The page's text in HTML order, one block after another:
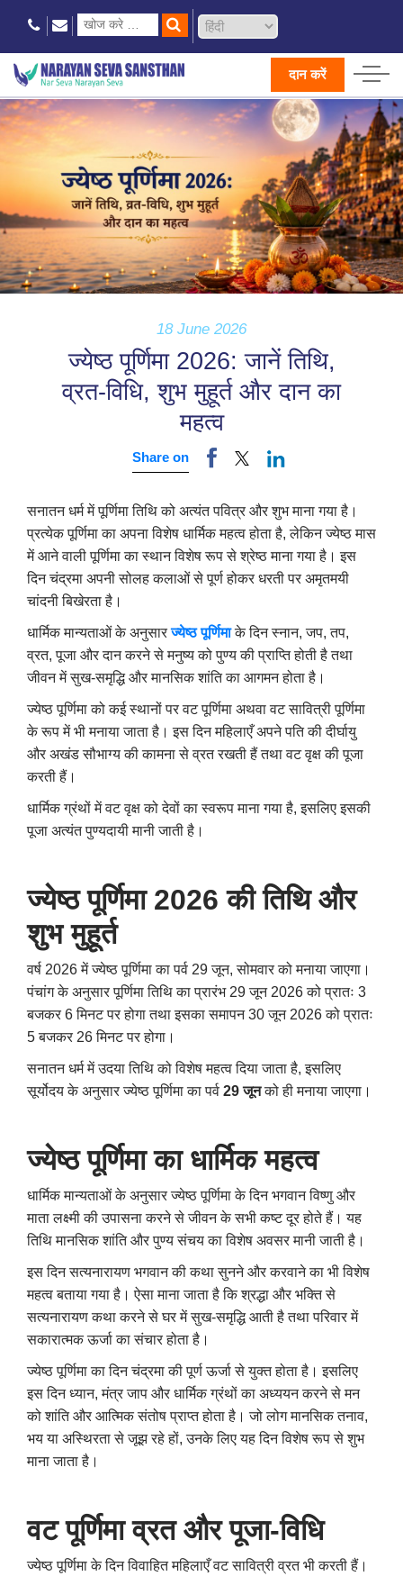
दान करें
18 June 2026
ज्येष्ठ पूर्णिमा 2026: जानें तिथि,
व्रत-विधि, शुभ मुहूर्त और दान का
महत्व
Share on
सनातन धर्म में पूर्णिमा तिथि को अत्यंत पवित्र और शुभ माना गया है।
प्रत्येक पूर्णिमा का अपना विशेष धार्मिक महत्व होता है, लेकिन ज्येष्ठ मास
में आने वाली पूर्णिमा का स्थान विशेष रूप से श्रेष्ठ माना गया है। इस
दिन चंद्रमा अपनी सोलह कलाओं से पूर्ण होकर धरती पर अमृतमयी
चांदनी बिखेरता है।
धार्मिक मान्यताओं के अनुसारज्येष्ठ पूर्णिमाके दिन स्नान, जप, तप,
व्रत, पूजा और दान करने से मनुष्य को पुण्य की प्राप्ति होती है तथा
जीवन में सुख-समृद्धि और मानसिक शांति का आगमन होता है।
ज्येष्ठ पूर्णिमा को कई स्थानों पर वट पूर्णिमा अथवा वट सावित्री पूर्णिमा
के रूप में भी मनाया जाता है। इस दिन महिलाएँ अपने पति की दीर्घायु
और अखंड सौभाग्य की कामना से व्रत रखती हैं तथा वट वृक्ष की पूजा
करती हैं।
धार्मिक ग्रंथों में वट वृक्ष को देवों का स्वरूप माना गया है, इसलिए इसकी
पूजा अत्यंत पुण्यदायी मानी जाती है।
ज्येष्ठ पूर्णिमा 2026 की तिथि और
शुभ मुहूर्त
वर्ष 2026 में ज्येष्ठ पूर्णिमा का पर्व 29 जून, सोमवार को मनाया जाएगा।
पंचांग के अनुसार पूर्णिमा तिथि का प्रारंभ 29 जून 2026 को प्रातः 3
बजकर 6 मिनट पर होगा तथा इसका समापन 30 जून 2026 को प्रातः
5 बजकर 26 मिनट पर होगा।
सनातन धर्म में उदया तिथि को विशेष महत्व दिया जाता है, इसलिए
सूर्योदय के अनुसार ज्येष्ठ पूर्णिमा का पर्व 29 जूनको ही मनाया जाएगा।
ज्येष्ठ पूर्णिमा का धार्मिक महत्व
धार्मिक मान्यताओं के अनुसार ज्येष्ठ पूर्णिमा के दिन भगवान विष्णु और
माता लक्ष्मी की उपासना करने से जीवन के सभी कष्ट दूर होते हैं। यह
तिथि मानसिक शांति और पुण्य संचय का विशेष अवसर मानी जाती है।
इस दिन सत्यनारायण भगवान की कथा सुनने और करवाने का भी विशेष
महत्व बताया गया है। ऐसा माना जाता है कि श्रद्धा और भक्ति से
सत्यनारायण कथा करने से घर में सुख-समृद्धि आती है तथा परिवार में
सकारात्मक ऊर्जा का संचार होता है।
ज्येष्ठ पूर्णिमा का दिन चंद्रमा की पूर्ण ऊर्जा से युक्त होता है। इसलिए
इस दिन ध्यान, मंत्र जाप और धार्मिक ग्रंथों का अध्ययन करने से मन
को शांति और आत्मिक संतोष प्राप्त होता है। जो लोग मानसिक तनाव,
भय या अस्थिरता से जूझ रहे हों, उनके लिए यह दिन विशेष रूप से शुभ
माना जाता है।
वट पूर्णिमा व्रत और पूजा-विधि
ज्येष्ठ पूर्णिमा के दिन विवाहित महिलाएँ वट सावित्री व्रत भी करती हैं।